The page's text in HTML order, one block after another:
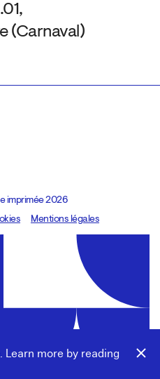
more by reading
(Carnaval)
imprimée 2026
Mentions légales